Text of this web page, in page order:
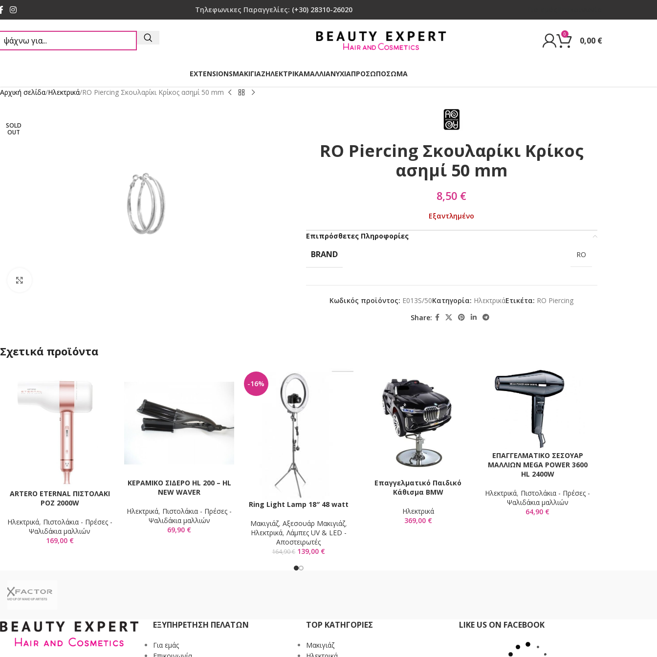
Τηλεφωνικες Παραγγελίες: (+30) 28310-26020
0
0,00 €
EXTENSIONSΜΑΚΙΓΙΑΖΗΛΕΚΤΡΙΚΑΜΑΛΛΙΑΝΥΧΙΑΠΡΟΣΩΠΟΣΩΜΑ
Αρχική σελίδα Ηλεκτρικά RO Piercing Σκουλαρίκι Κρίκος ασημί 50 mm
SOLD
OUT
RO Piercing Σκουλαρίκι Κρίκος
ασημί 50 mm
8,50 €
Εξαντλημένο
Επιπρόσθετες Πληροφορίες
BRAND RO
Κωδικός προϊόντος: E013S/50Κατηγορία: ΗλεκτρικάΕτικέτα: RO Piercing
Share:
Σχετικά προϊόντα
ΠΡΟΣΘΉΚΗ ΣΤΟ ΚΑΛΆΘΙ
ARTERO ETERNAL ΠΙΣΤΟΛΑΚΙ
ΡΟΖ 2000W
Ηλεκτρικά, Πιστολάκια - Πρέσες -
Ψαλιδάκια μαλλιών
169,00 €
ΠΡΟΣΘΉΚΗ ΣΤΟ ΚΑΛΆΘΙ
KΕΡΑΜΙΚΟ ΣΙΔΕΡΟ HL 200 – HL
NEW WAVER
Ηλεκτρικά, Πιστολάκια - Πρέσες -
Ψαλιδάκια μαλλιών
69,90 €
-16%
ΠΡΟΣΘΉΚΗ ΣΤΟ ΚΑΛΆΘΙ
Ring Light Lamp 18″ 48 watt
Mακιγιάζ, Αξεσουάρ Μακιγιάζ,
Ηλεκτρικά, Λάμπες UV & LED -
Αποστειρωτές
164,90€ 139,00 €
ΠΡΟΣΘΉΚΗ ΣΤΟ ΚΑΛΆΘΙ
Επαγγελματικό Παιδικό
Κάθισμα BMW
Ηλεκτρικά
369,00 €
ΠΡΟΣΘΉΚΗ ΣΤΟ ΚΑΛΆΘΙ
ΕΠΑΓΓΕΛΜΑΤΙΚΟ ΣΕΣΟΥΑΡ
ΜΑΛΛΙΩΝ MEGA POWER 3600
HL 2400W
Ηλεκτρικά, Πιστολάκια - Πρέσες -
Ψαλιδάκια μαλλιών
64,90 €
ΕΞΥΠΗΡΈΤΗΣΗ ΠΕΛΑΤΏΝ
Για εμάς
TOP ΚΑΤΗΓΟΡΙΕΣ
Mακιγιάζ
LIKE US ON FACEBOOK